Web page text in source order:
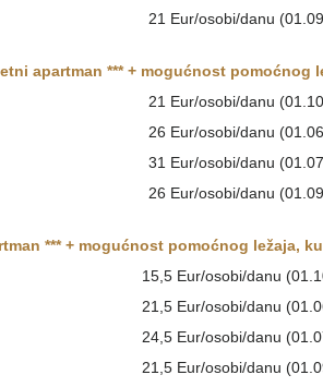
21 Eur/osobi/danu
apartman ***+ mogućnost pomoćnog
21 Eur/osobi/danu
26 Eur/osobi/danu
31 Eur/osobi/danu
26 Eur/osobi/danu
***+ mogućnost pomoćnog ležaja,
15,5 Eur/osobi/danu
21,5 Eur/osobi/danu
24,5 Eur/osobi/danu
21,5 Eur/osobi/danu